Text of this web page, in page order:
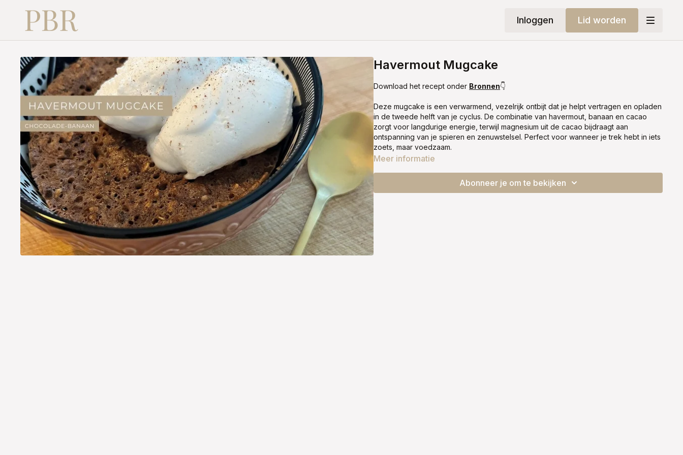
Inloggen Lid worden
Havermout Mugcake
Download het recept onder Bronnen👇
Deze mugcake is een verwarmend, vezelrijk ontbijt dat je helpt vertragen en opladen
in de tweede helft van je cyclus. De combinatie van havermout, banaan en cacao
zorgt voor langdurige energie, terwijl magnesium uit de cacao bijdraagt aan
ontspanning van je spieren en zenuwstelsel. Perfect voor wanneer je trek hebt in iets
zoets, maar voedzaam.
Meer informatie
Abonneer je om te bekijken